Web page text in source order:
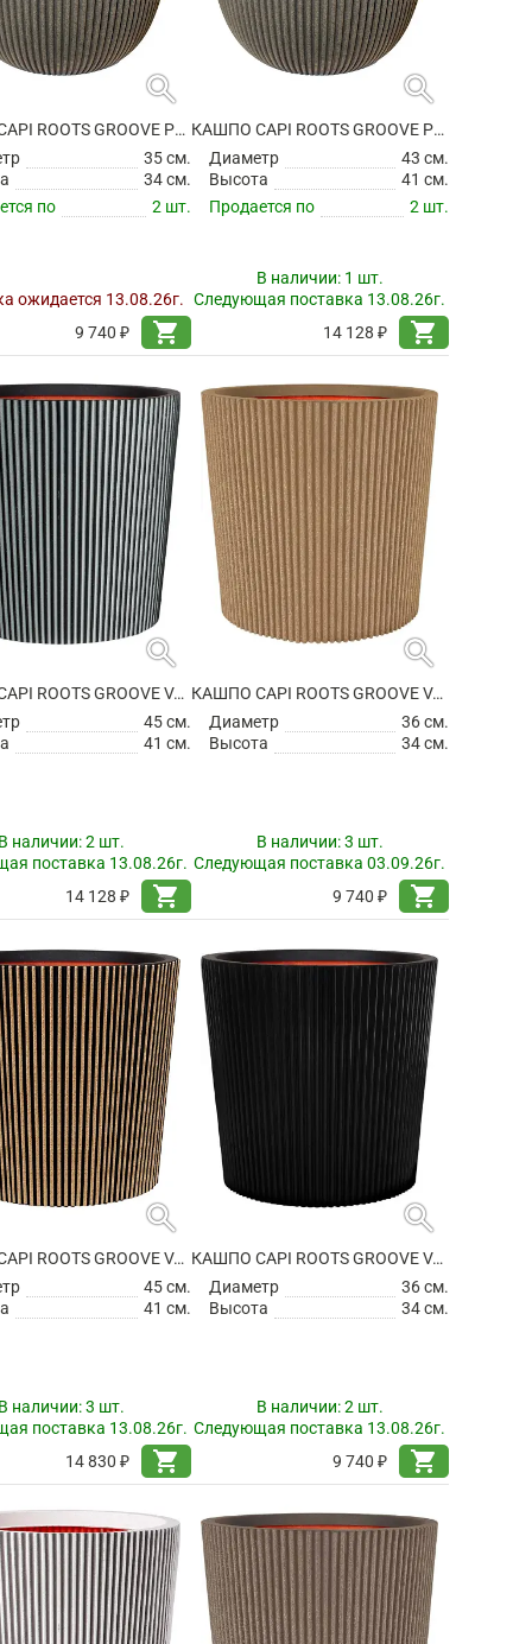
search
КАШПО CAPI ROOTS GROOVE PLANTER BALL WARM TAUPE
35 см.
34 см.
по
2 шт.
ожидается 13.08.26г.
9 740 ₽
shopping_cart
search
КАШПО CAPI ROOTS GROOVE PLANTER BALL WARM TAUPE
Диаметр
43 см.
Высота
41 см.
Продается по
2 шт.
В наличии: 1 шт.
Следующая поставка 13.08.26г.
14 128 ₽
shopping_cart
search
КАШПО CAPI ROOTS GROOVE VASE CONICAL ANTHRACITE
45 см.
41 см.
наличии:2 шт.
поставка 13.08.26г.
14 128 ₽
shopping_cart
search
КАШПО CAPI ROOTS GROOVE VASE CONICAL BEIGE
Диаметр
36 см.
Высота
34 см.
В наличии:3 шт.
Следующая поставка 03.09.26г.
9 740 ₽
shopping_cart
search
КАШПО CAPI ROOTS GROOVE VASE CONICAL BLACK GOLD
45 см.
41 см.
наличии:3 шт.
поставка 13.08.26г.
14 830 ₽
shopping_cart
search
КАШПО CAPI ROOTS GROOVE VASE CONICAL BLACK
Диаметр
36 см.
Высота
34 см.
В наличии:2 шт.
Следующая поставка 13.08.26г.
9 740 ₽
shopping_cart